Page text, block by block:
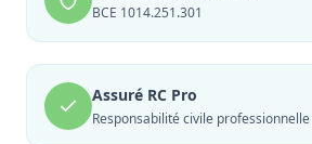
BCE 1014.251.301
Assuré RC Pro
Responsabilité civile professionnelle